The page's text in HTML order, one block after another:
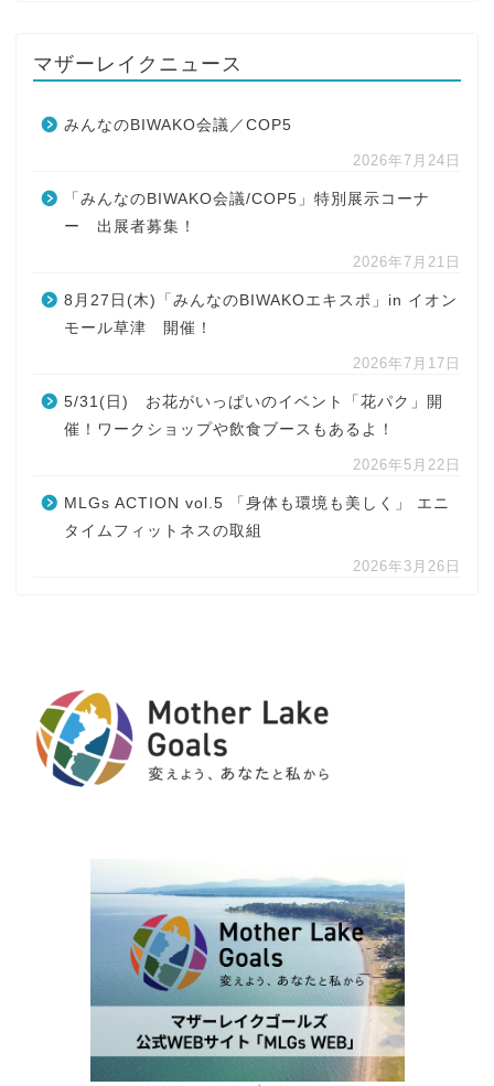
マザーレイクニュース
みんなのBIWAKO会議／COP5
2026年7月24日
「みんなのBIWAKO会議/COP5」特別展示コーナ
ー 出展者募集！
2026年7月21日
8月27日(木)「みんなのBIWAKOエキスポ」in イオン
モール草津 開催！
2026年7月17日
5/31(日) お花がいっぱいのイベント「花パク」開
催！ワークショップや飲食ブースもあるよ！
2026年5月22日
MLGs ACTION vol.5 「身体も環境も美しく」 エニ
タイムフィットネスの取組
2026年3月26日